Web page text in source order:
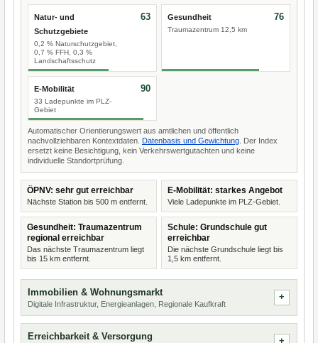
Natur- und
Schutzgebiete
0,2 % Naturschutzgebiet,
0,7 % FFH, 0,3 %
Landschaftsschutz
63 Gesundheit
Traumazentrum 12,5 km
76
E-Mobilität
33 Ladepunkte im PLZ-
Gebiet
90
Automatischer Orientierungswert aus amtlichen und öffentlich
nachvollziehbaren Kontextdaten. Datenbasis und Gewichtung . Der Index
ersetzt keine Besichtigung, kein Verkehrswertgutachten und keine
individuelle Standortprüfung.
ÖPNV: sehr gut erreichbar
Nächste Station bis 500 m entfernt.
E-Mobilität: starkes Angebot
Viele Ladepunkte im PLZ-Gebiet.
Gesundheit: Traumazentrum
regional erreichbar
Das nächste Traumazentrum liegt
bis 15 km entfernt.
Schule: Grundschule gut
erreichbar
Die nächste Grundschule liegt bis
1,5 km entfernt.
Immobilien & Wohnungsmarkt
Digitale Infrastruktur, Energieanlagen, Regionale Kaufkraft
Erreichbarkeit & Versorgung